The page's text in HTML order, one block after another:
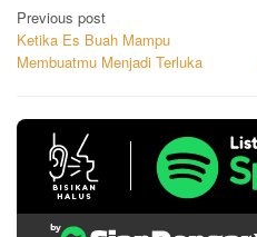
Post
navigation
Previous post
Ketika Es Buah Mampu
Membuatmu Menjadi Terluka